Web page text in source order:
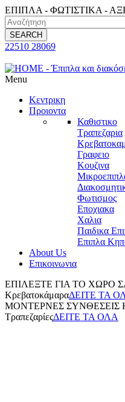
ΕΠΙΠΛΑ - ΦΩΤΙΣΤΙΚΑ -
SEARCH
22510 28069
Menu
Κεντρικη
Προιοντα
Καθιστικο
Τραπεζαρια
Γραφειο
Κουζινα
Φωτισμος
Εποχιακα
Χαλια
Παιδικα
Επιπλα
About Us
Επικοινωνια
ΕΠΙΛΕΞΤΕ ΓΙΑ ΤΟ ΧΩΡΟ
ΚρεβατοκάμαραΔΕΙΤΕ ΤΑ
ΜΟΝΤΕΡΝΕΣ ΣΥΝΘΕΣΕΙΣ
ΤραπεζαρίεςΔΕΙΤΕ ΤΑ ΟΛΑ